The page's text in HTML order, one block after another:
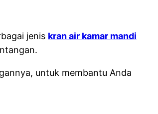
jenis kran air kamar mandi
untuk membantu Anda